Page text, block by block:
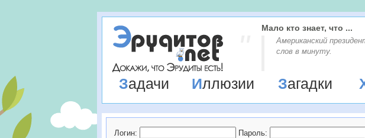
Мало кто знает, что ...
Американский
слов в минуту.
Задачи Иллюзии Загадки
Логин: Пароль: